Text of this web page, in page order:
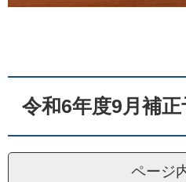
で
ば
本
令和6年度9月補
ページ